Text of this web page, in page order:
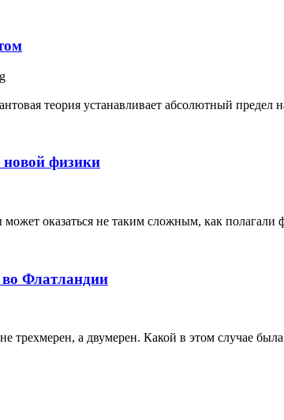
теория устанавливает абсолютный
новой физики
оказаться не таким сложным, как
Флатландии
трехмерен, а двумерен. Какой в этом случае